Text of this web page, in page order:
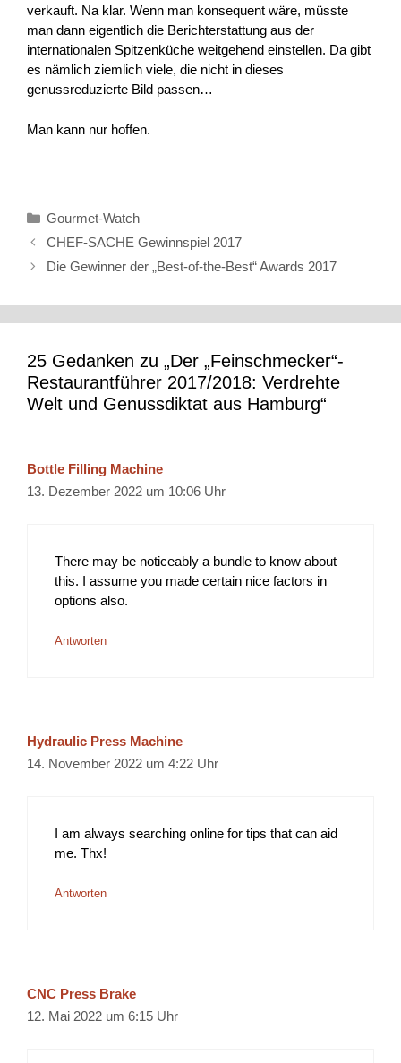
verkauft. Na klar. Wenn man konsequent wäre, müsste
man dann eigentlich die Berichterstattung aus der
internationalen Spitzenküche weitgehend einstellen. Da gibt
es nämlich ziemlich viele, die nicht in dieses
genussreduzierte Bild passen…
Man kann nur hoffen.
Kategorien
Gourmet-Watch
CHEF-SACHE Gewinnspiel 2017
Die Gewinner der „Best-of-the-Best“ Awards 2017
25 Gedanken zu „Der „Feinschmecker“-
Restaurantführer 2017/2018: Verdrehte
Welt und Genussdiktat aus Hamburg“
Bottle Filling Machine
13. Dezember 2022 um 10:06 Uhr
There may be noticeably a bundle to know about
this. I assume you made certain nice factors in
options also.
Antworten
Hydraulic Press Machine
14. November 2022 um 4:22 Uhr
I am always searching online for tips that can aid
me. Thx!
Antworten
CNC Press Brake
12. Mai 2022 um 6:15 Uhr